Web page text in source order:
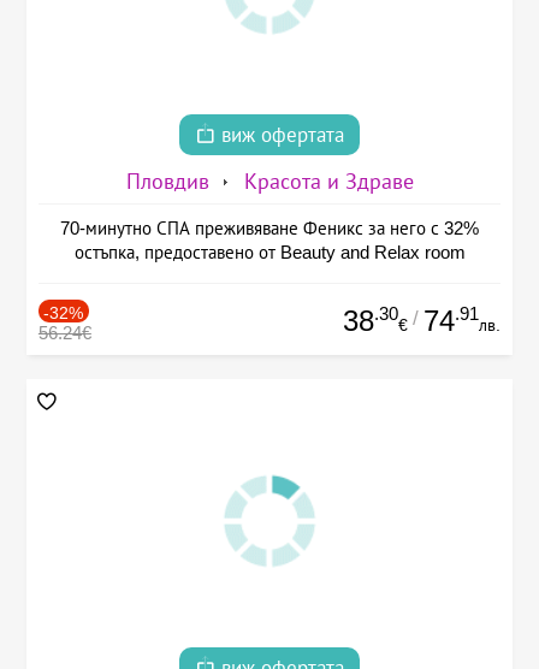
виж офертата
Пловдив Красота и Здраве
70-минутно СПА преживяване Феникс за него с 32%
остъпка, предоставено от Beauty and Relax room
-32%
56.24€ 38.30
€ / 74.91
лв.